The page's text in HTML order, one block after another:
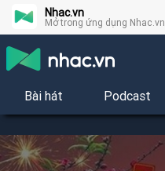
Nhac.vn
Mở trong ứng dụng Nhac.vn
Bài hát Podcast